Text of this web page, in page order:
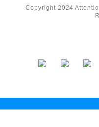
Copyright 2024